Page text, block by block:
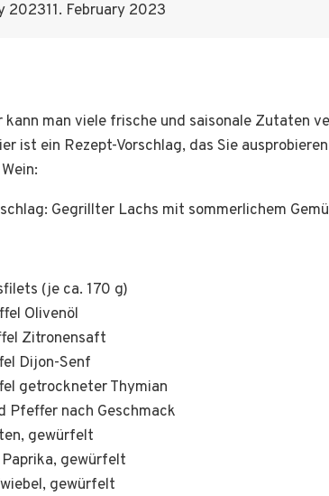
202311. February 2023
kann man viele frische und saisonale Zutaten
ist ein Rezept-Vorschlag, das Sie
Gegrillter Lachs mit sommerlichem
(je ca. 170 g)
Olivenöl
Zitronensaft
Dijon-Senf
getrockneter Thymian
Pfeffer nach Geschmack
gewürfelt
Paprika, gewürfelt
gewürfelt